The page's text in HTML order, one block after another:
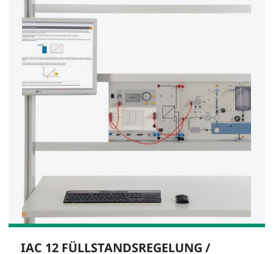
IAC 12 FÜLLSTANDSREGELUNG /